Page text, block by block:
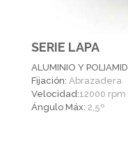
SERIE LAPA
ALUMINIO Y
Fijación: Abrazadera
Velocidad:12000 rpm
Ángulo Máx: 2,5º